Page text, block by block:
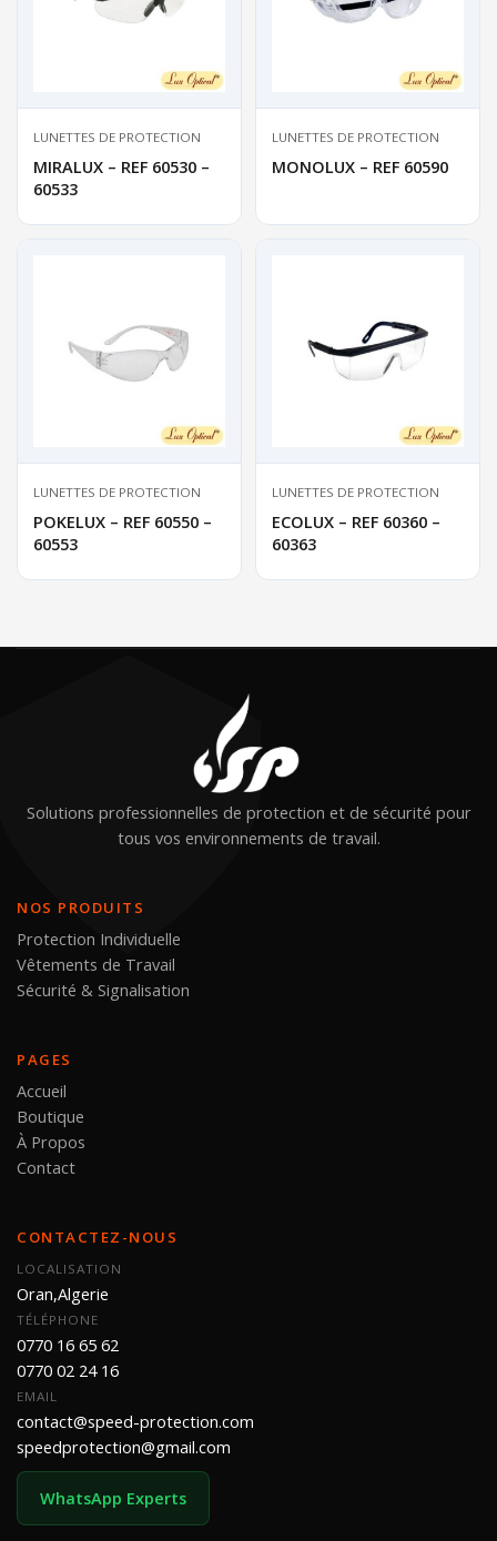
LUNETTES DE PROTECTION
MIRALUX – REF 60530 –
60533
LUNETTES DE PROTECTION
MONOLUX – REF 60590
LUNETTES DE PROTECTION
POKELUX – REF 60550 –
60553
LUNETTES DE PROTECTION
ECOLUX – REF 60360 –
60363
Solutions professionnelles de protection et de sécurité pour
tous vos environnements de travail.
NOS PRODUITS
Protection Individuelle
Vêtements de Travail
Sécurité & Signalisation
PAGES
Accueil
Boutique
À Propos
Contact
CONTACTEZ-NOUS
LOCALISATION
Oran,Algerie
TÉLÉPHONE
0770 16 65 62
0770 02 24 16
EMAIL
contact@speed-protection.com
speedprotection@gmail.com
WhatsApp Experts